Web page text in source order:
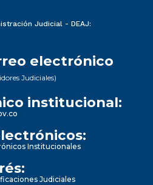
Judicial - DEAJ:
electrónico
Judiciales)
institucional:
Institucionales
Judiciales